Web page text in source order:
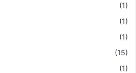
(1)
(1)
(1)
(15)
(1)